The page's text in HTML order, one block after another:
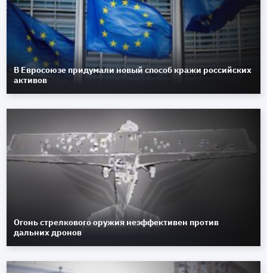
В Евросоюзе придумали новый способ кражи российских
активов
Огонь стрелкового оружия неэффективен против
дальних дронов